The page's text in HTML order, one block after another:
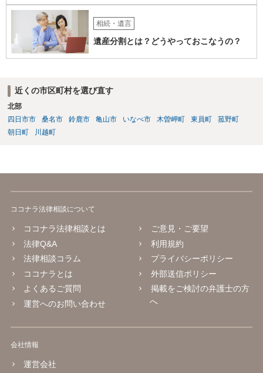
相続・遺言
遺産分割とは？どうやっておこなうの？
近くの市区町村を選び直す
北部
四日市市
桑名市 鈴鹿市 亀山市 いなべ市 木曽岬町 東員町
菰野町
朝日町
川越町
ココナラ法律相談について
ココナラ法律相談とは
法律Q&A
法律相談コラム
ココナラとは
よくあるご質問
運営へのお問い合わせ
ご意見・ご要望
利用規約
プライバシーポリシー
外部送信ポリシー
掲載をご検討の弁護士の方
へ
会社情報
運営会社